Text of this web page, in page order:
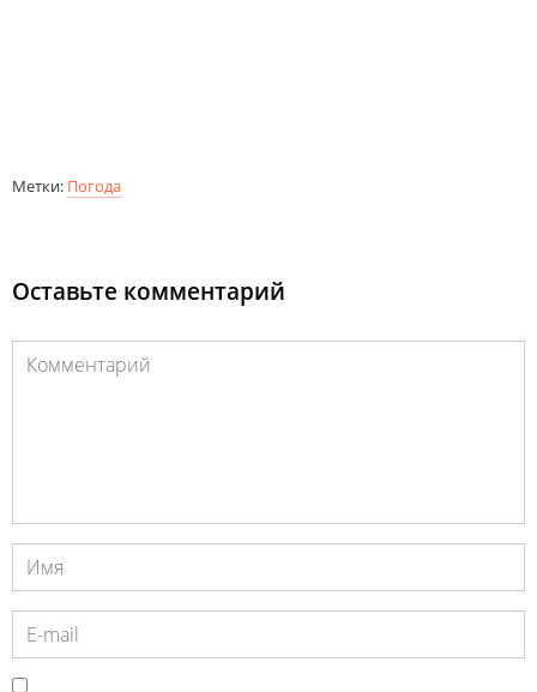
Метки: Погода
Оставьте комментарий